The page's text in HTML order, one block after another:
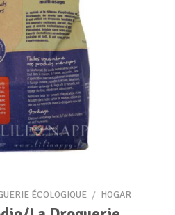
ÉCOLOGIQUE / HOGAR